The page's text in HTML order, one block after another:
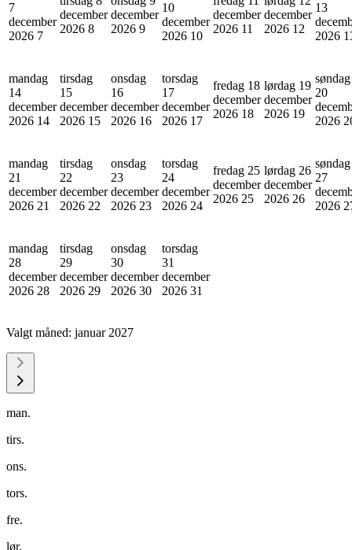
7
december
2026 7
december
2026 8
december
2026 9
10
december
2026 10
december
2026 11
december
2026 12
13
2026
mandag
14
december
2026 14
tirsdag
15
december
2026 15
onsdag
16
december
2026 16
torsdag
17
december
2026 17
fredag 18
december
2026 18
lørdag 19
december
2026 19
søndag
20
2026
mandag
21
december
2026 21
tirsdag
22
december
2026 22
onsdag
23
december
2026 23
torsdag
24
december
2026 24
fredag 25
december
2026 25
lørdag 26
december
2026 26
søndag
27
2026
mandag
28
december
2026 28
tirsdag
29
december
2026 29
onsdag
30
december
2026 30
torsdag
31
december
2026 31
Valgt måned: januar 2027
man.
tirs.
ons.
tors.
fre.
lør.